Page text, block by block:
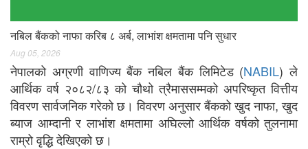
नबिल बैंकको नाफा करिब ८ अर्ब, लाभांश क्षमतामा पनि सुधार
Aug 05, 2026
नेपालको अग्रणी वाणिज्य बैंक नबिल बैंक लिमिटेड (NABIL) ले
आर्थिक वर्ष २०८२/८३ को चौथो त्रैमाससम्मको अपरिष्कृत वित्तीय
विवरण सार्वजनिक गरेको छ। विवरण अनुसार बैंकको खुद नाफा, खुद
ब्याज आम्दानी र लाभांश क्षमतामा अघिल्लो आर्थिक वर्षको तुलनामा
राम्रो वृद्धि देखिएको छ।